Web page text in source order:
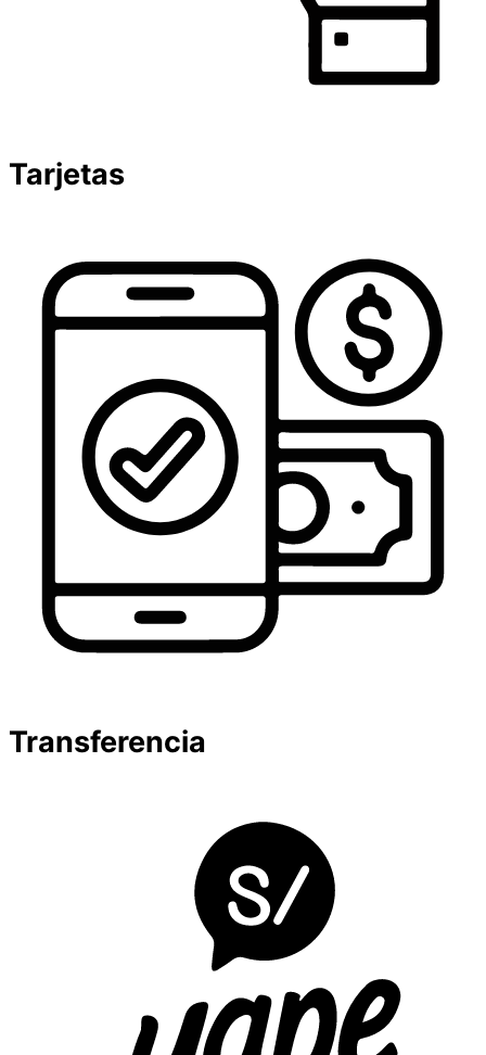
Tarjetas
Transferencia